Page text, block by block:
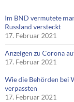
Im BND vermutete
Russland versteckt
17. Februar 2021
Anzeigen zu Corona
17. Februar 2021
Wie die Behörden bei
verpassten
17. Februar 2021